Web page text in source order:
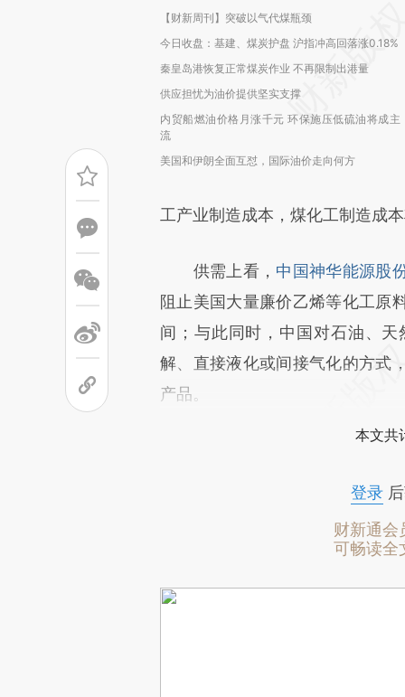
【财新周刊】突破以气代煤瓶颈
今日收盘：基建、煤炭护盘 沪指冲高回落涨0.18%
秦皇岛港恢复正常煤炭作业 不再限制出港量
供应担忧为油价提供坚实支撑
内贸船燃油价格月涨千元 环保施压低硫油将成主
流
美国和伊朗全面互怼，国际油价走向何方
工产业制造成本，煤化工制造成
供需上看， 中国神华能源股
阻止美国大量廉价乙烯等化工原
间；与此同时，中国对石油、
解、直接液化或间接气化的方式
产品。
本文共
登录后
财新通会
可畅读全